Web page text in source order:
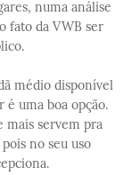
numa análise
fato da VWB ser
médio disponível
uma boa opção.
mais servem pra
no seu uso